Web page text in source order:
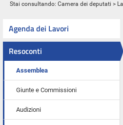
Stai consultando: Camera dei deputati >
Agenda dei Lavori
Resoconti
Assemblea
Giunte e Commissioni
Audizioni